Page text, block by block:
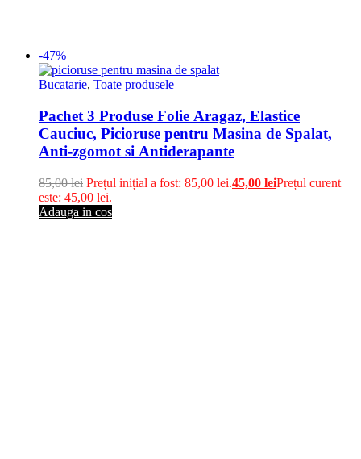
-47%
Bucatarie, Toate produsele
Pachet 3 Produse Folie Aragaz, Elastice
Cauciuc, Picioruse pentru Masina de Spalat,
Anti-zgomot si Antiderapante
85,00lei Prețul inițial a fost: 85,00 lei.45,00 leiPrețul curent
este: 45,00 lei.
Adauga in cos